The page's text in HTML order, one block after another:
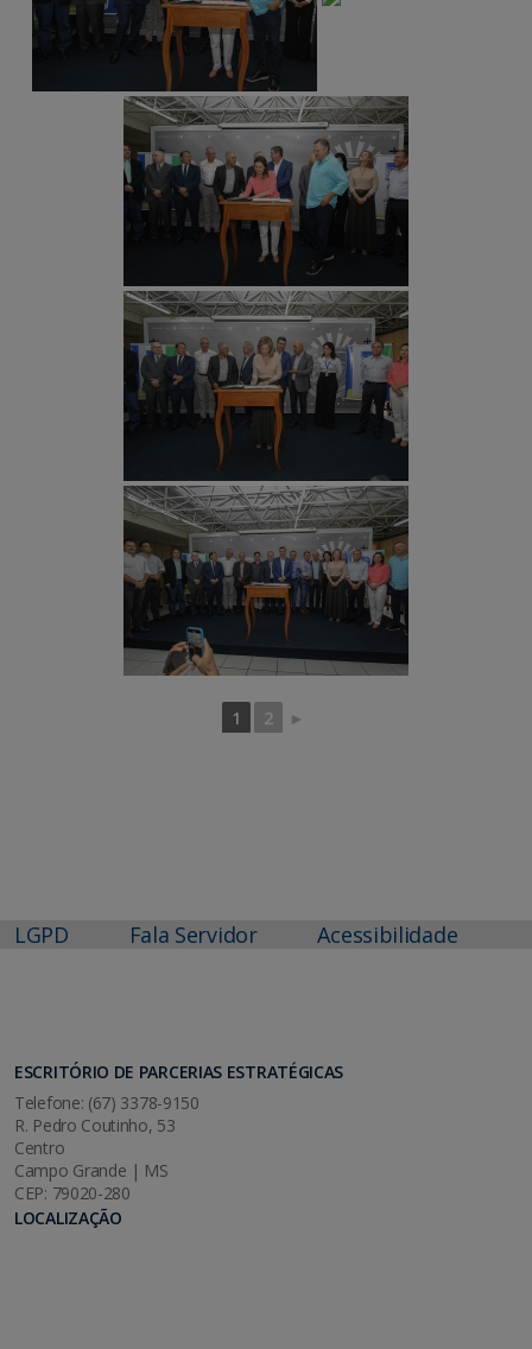
1 2 ►
LGPD Fala Servidor Acessibilidade
ESCRITÓRIO DE PARCERIAS ESTRATÉGICAS
Telefone: (67) 3378-9150
R. Pedro Coutinho, 53
Centro
Campo Grande | MS
CEP: 79020-280
LOCALIZAÇÃO